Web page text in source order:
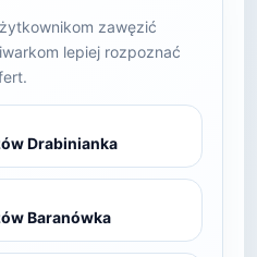
zawęzić
lepiej rozpoznać
Drabinianka
Baranówka